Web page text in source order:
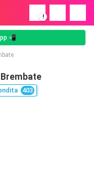
!
📲
403